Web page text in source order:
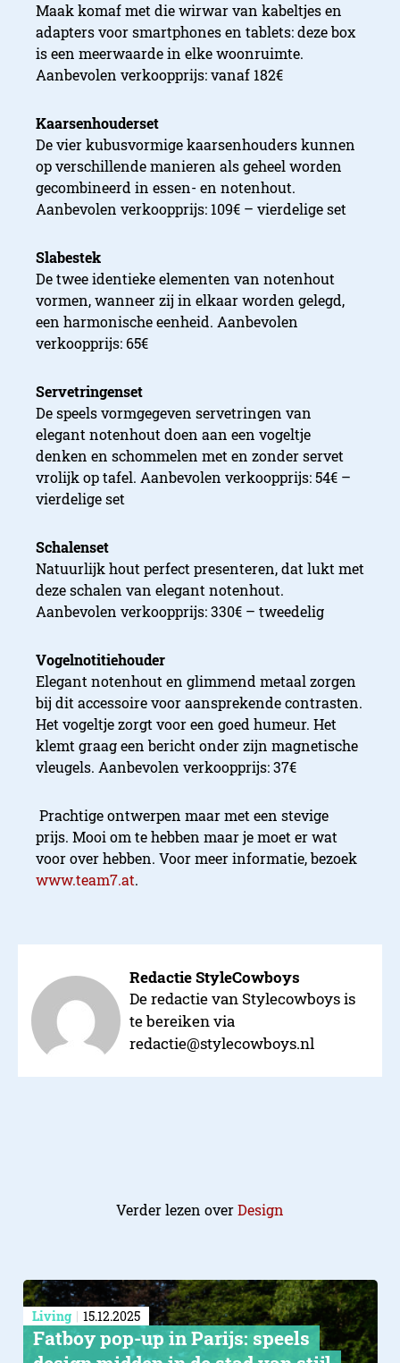
Maak komaf met die wirwar van kabeltjes en
adapters voor smartphones en tablets: deze box
is een meerwaarde in elke woonruimte.
Aanbevolen verkoopprijs: vanaf 182€
Kaarsenhouderset
De vier kubusvormige kaarsenhouders kunnen
op verschillende manieren als geheel worden
gecombineerd in essen- en notenhout.
Aanbevolen verkoopprijs: 109€ – vierdelige set
Slabestek
De twee identieke elementen van notenhout
vormen, wanneer zij in elkaar worden gelegd,
een harmonische eenheid. Aanbevolen
verkoopprijs: 65€
Servetringenset
De speels vormgegeven servetringen van
elegant notenhout doen aan een vogeltje
denken en schommelen met en zonder servet
vrolijk op tafel. Aanbevolen verkoopprijs: 54€ –
vierdelige set
Schalenset
Natuurlijk hout perfect presenteren, dat lukt met
deze schalen van elegant notenhout.
Aanbevolen verkoopprijs: 330€ – tweedelig
Vogelnotitiehouder
Elegant notenhout en glimmend metaal zorgen
bij dit accessoire voor aansprekende contrasten.
Het vogeltje zorgt voor een goed humeur. Het
klemt graag een bericht onder zijn magnetische
vleugels. Aanbevolen verkoopprijs: 37€
Prachtige ontwerpen maar met een stevige
prijs. Mooi om te hebben maar je moet er wat
voor over hebben. Voor meer informatie, bezoek
www.team7.at.
Redactie StyleCowboys
De redactie van Stylecowboys is
te bereiken via
redactie@stylecowboys.nl
Verder lezen overDesign
Living 15.12.2025
Fatboy pop-up in Parijs: speels